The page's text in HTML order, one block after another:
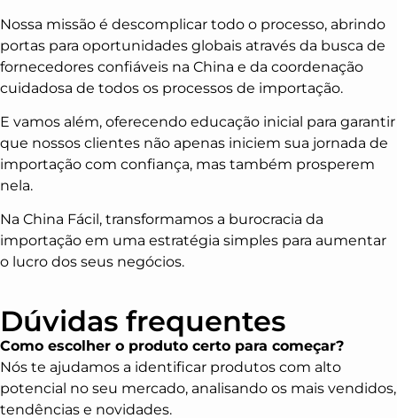
Nossa missão é descomplicar todo o processo, abrindo
portas para oportunidades globais através da busca de
fornecedores confiáveis na China e da coordenação
cuidadosa de todos os processos de importação.
E vamos além, oferecendo educação inicial para garantir
que nossos clientes não apenas iniciem sua jornada de
importação com confiança, mas também prosperem
nela.
Na China Fácil, transformamos a burocracia da
importação em uma estratégia simples para aumentar
o lucro dos seus negócios.
Dúvidas frequentes
Como escolher o produto certo para começar?
Nós te ajudamos a identificar produtos com alto
potencial no seu mercado, analisando os mais vendidos,
tendências e novidades.